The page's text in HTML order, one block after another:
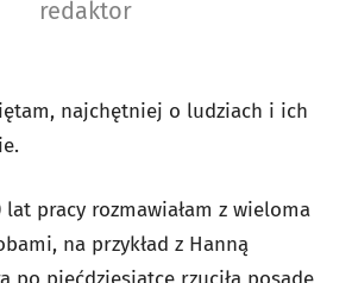
redaktor
najchętniej o ludziach i ich
lat pracy rozmawiałam z wieloma
na przykład z Hanną